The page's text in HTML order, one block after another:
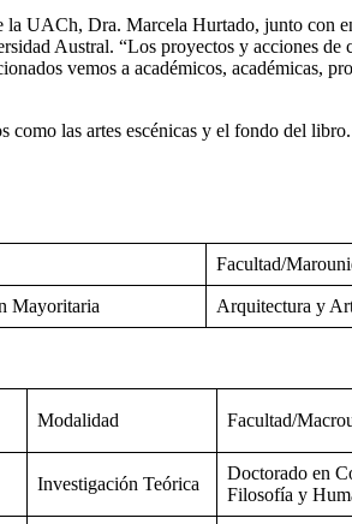
UACh, Dra. Marcela Hurtado, junto con
Austral. “Los proyectos y acciones
vemos a académicos, académicas,
como las artes escénicas y el fondo del libro.
Facultad/
Mayoritaria Arquitectura y
Modalidad Facultad/
Investigación Teórica
Doctorado en
Filosofía y